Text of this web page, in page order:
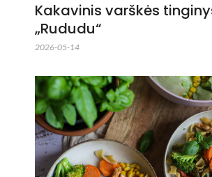
Kakavinis varškės
„Rududu“
2026-05-14